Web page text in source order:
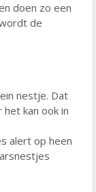
doen zo een
de
nestje. Dat
kan ook in
alert op heen